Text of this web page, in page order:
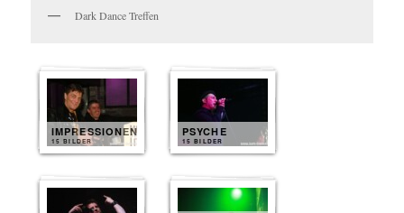
Dark Dance Treffen
IMPRESSIONEN
15 BILDER
PSYCHE
15 BILDER